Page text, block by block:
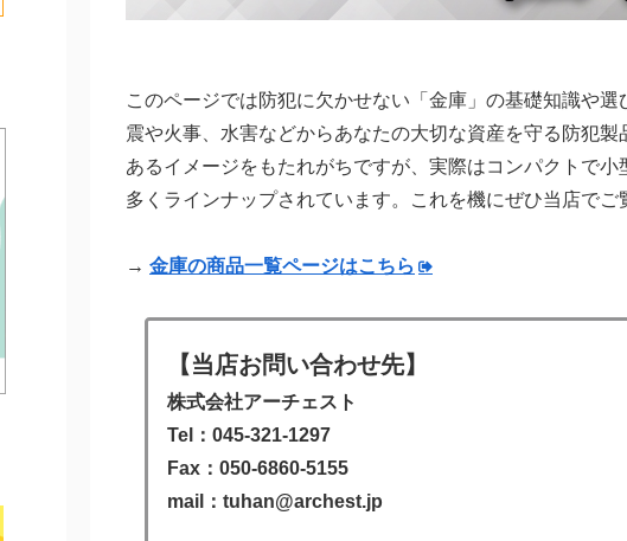
このページでは防犯に欠かせない「金庫」の基礎知識や
震や火事、水害などからあなたの大切な資産を守る防犯
あるイメージをもたれがちですが、実際はコンパクトで
多くラインナップされています。これを機にぜひ当店でご
→ 金庫の商品一覧ページはこちら
【当店お問い合わせ先】
株式会社アーチェスト
Tel：045-321-1297
Fax：050-6860-5155
mail：tuhan@archest.jp